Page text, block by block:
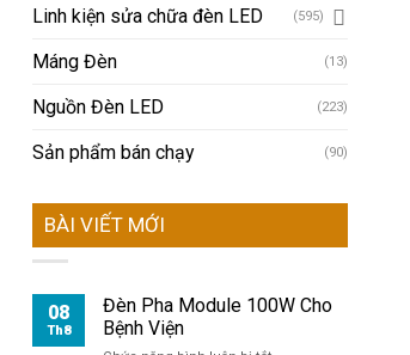
Linh kiện sửa chữa đèn LED (595)
Máng Đèn (13)
Nguồn Đèn LED (223)
Sản phẩm bán chạy (90)
BÀI VIẾT MỚI
08
Th8
Đèn Pha Module 100W Cho
Bệnh Viện